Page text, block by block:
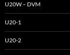
U20W – DVM
U20-1
U20-2